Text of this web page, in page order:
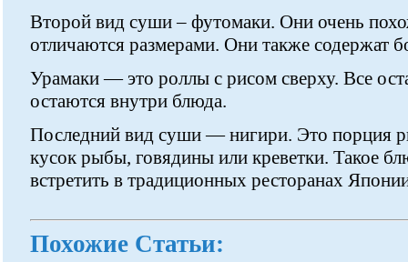
Второй вид суши – футомаки. Они очень
отличаются размерами. Они также содержат
Урамаки — это роллы с рисом сверху. Все
остаются внутри блюда.
Последний вид суши — нигири. Это порция
кусок рыбы, говядины или креветки. Такое
встретить в традиционных ресторанах
Похожие Статьи: